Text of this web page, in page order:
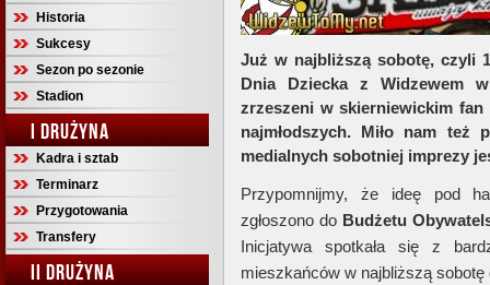
Historia
Sukcesy
Sezon po sezonie
Stadion
I DRUŻYNA
Kadra i sztab
Terminarz
Przygotowania
Transfery
II DRUŻYNA
Już w najbliższą sobotę, czyli
Dnia Dziecka z Widzewem
zrzeszeni w skierniewickim
najmłodszych. Miło nam też
medialnych sobotniej imprezy
Przypomnijmy, że ideę pod
zgłoszono do Budżetu
Inicjatywa spotkała się z
mieszkańców w najbliższą